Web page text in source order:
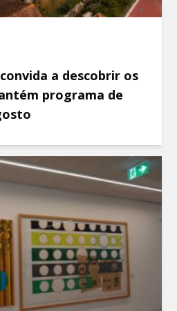
a descobrir os
programa de